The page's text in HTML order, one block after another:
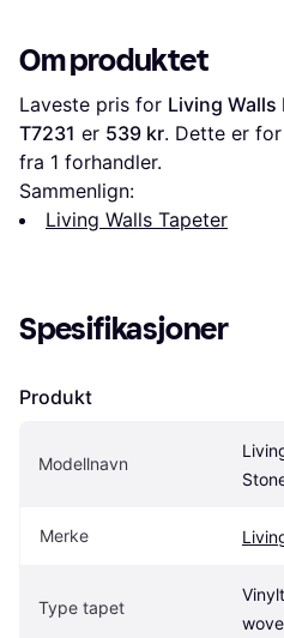
Om produktet
Laveste pris for Living Walls
T7231 er 539 kr. Dette er
fra 1 forhandler.
Sammenlign:
Living Walls Tapeter
Spesifikasjoner
Produkt
Modellnavn
Merke
Type tapet